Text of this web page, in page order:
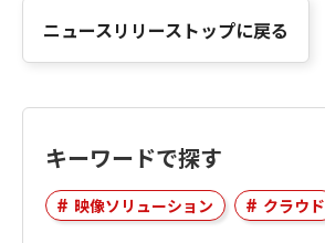
ニュースリリーストップに戻る
キーワードで探す
映像ソリューション クラウド